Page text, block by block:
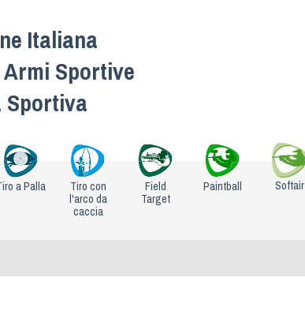
Italiana
Sportive
Sportiva
a Palla
Tiro con
l'arco da
caccia
Field
Target
Paintball Softair